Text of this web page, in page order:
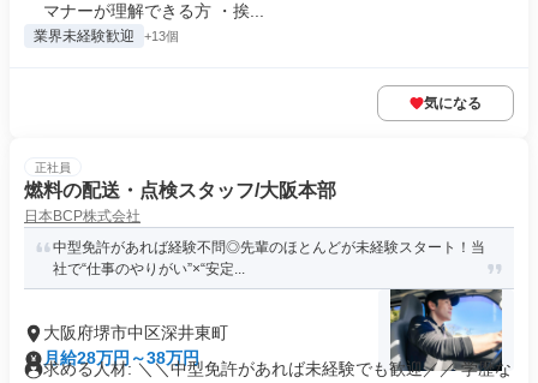
マナーが理解できる方 ・挨...
業界未経験歓迎 +13個
気になる
正社員
燃料の配送・点検スタッフ/大阪本部
日本BCP株式会社
中型免許があれば経験不問◎先輩のほとんどが未経験スタート！当
社で“仕事のやりがい”×“安定...
大阪府堺市中区深井東町
月給28万円～38万円
求める人材: ＼＼中型免許があれば未経験でも歓迎／／ 学歴な